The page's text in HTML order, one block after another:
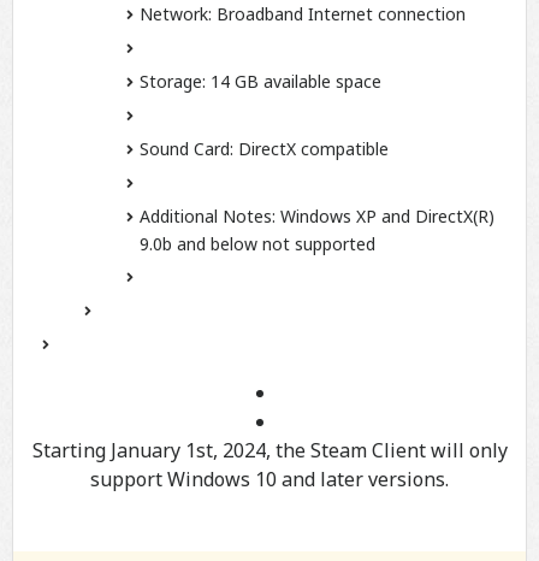
Network: Broadband Internet connection
Storage: 14 GB available space
Sound Card: DirectX compatible
Additional Notes: Windows XP and DirectX(R)
9.0b and below not supported
Starting January 1st, 2024, the Steam Client will only
support Windows 10 and later versions.